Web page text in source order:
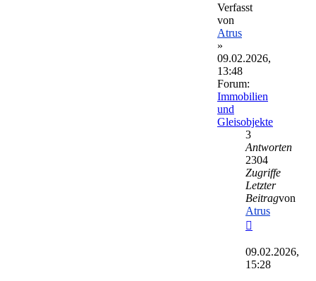
Verfasst
von
Atrus
»
09.02.2026,
13:48
Forum:
Immobilien
und
Gleisobjekte
3
Antworten
2304
Zugriffe
Letzter
Beitragvon
Atrus
Beitrag
09.02.2026,
15:28